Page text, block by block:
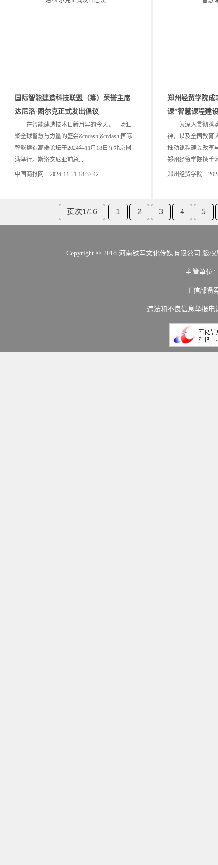
国际智能建造科技联盟（筹）荣誉主席
达尼洛·图尔克正式发出倡议
在智能建造技术日新月异的今天，一场汇
聚全球智慧与力量的盛会&mdash;&mdash;国际
智能建造高端论坛于2024年11月18日在北京圆
满举行。斯洛文尼亚前总...
中国商报网 2024-11-21 18:37:42
郑州经贸学院成
课”智慧课程建
为深入贯彻落实
神，以及全国教育
推动课程建设改革
郑州经贸学院携手
郑州经贸学院
页次1/16 1 2 3 4 5
Copyright © 2018 河南铁军文化传媒有限公司 版
主管单位
工信部备
违法和不良信息举报